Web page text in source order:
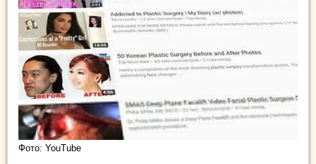
Фото: YouTube